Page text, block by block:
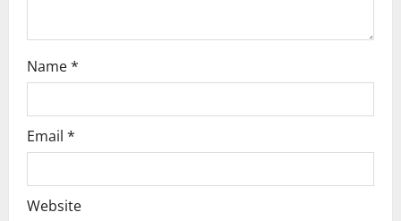
n
Name*
Email *
Website